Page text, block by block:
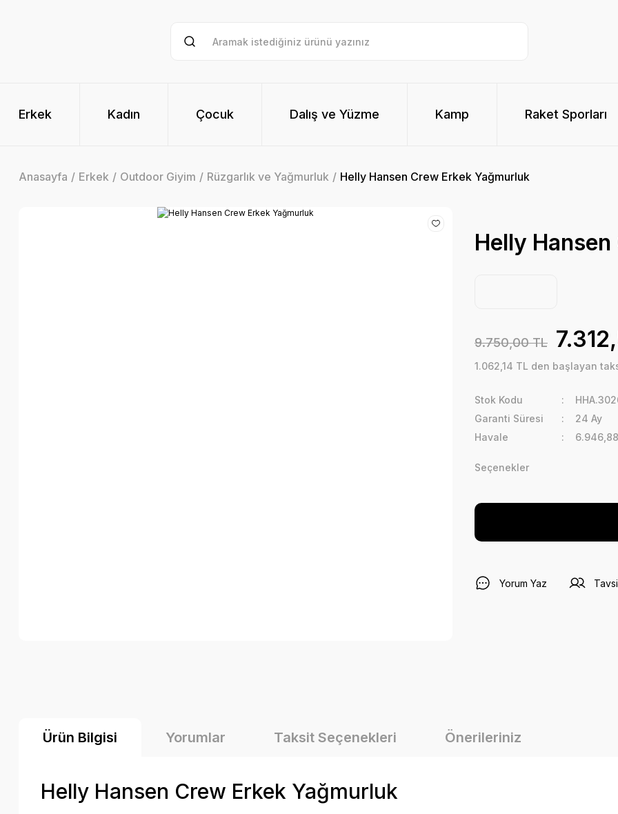
Erkek Kadın Çocuk Dalış ve Yüzme Kamp Raket Sporları
Anasayfa Erkek Outdoor Giyim Rüzgarlık ve Yağmurluk Helly Hansen Crew Erkek Yağmurluk
Helly
9.750,00 TL
1.062,14 TL den başlayan
Stok Kodu
Garanti Süresi
24 Ay
Havale
Seçenekler
Yorum Yaz
Ürün Bilgisi Yorumlar Taksit Seçenekleri Önerileriniz
Helly Hansen Crew Erkek Yağmurluk